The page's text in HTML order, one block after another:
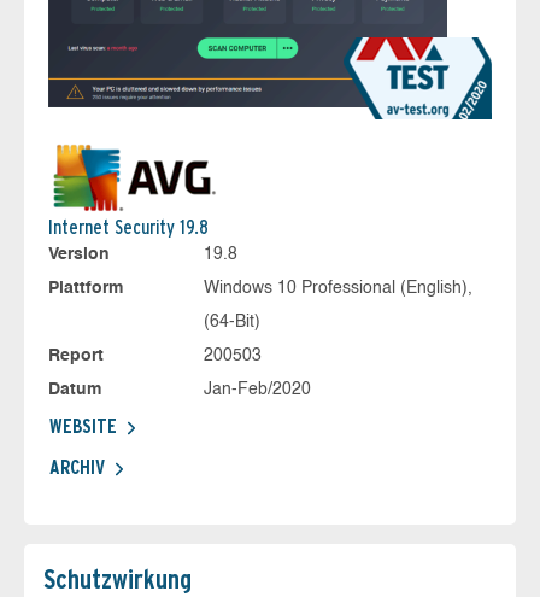
Internet Security 19.8
Version
19.8
Plattform
Windows 10 Professional (English),
(64-Bit)
Report
200503
Datum
Jan-Feb/2020
WEBSITE
ARCHIV
Schutz­wirkung